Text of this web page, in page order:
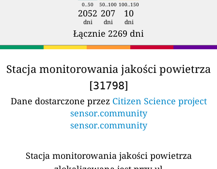
0..50 50..100 100..150
2052 207 10
dni dni dni
Łącznie 2269 dni
Stacja monitorowania jakości powietrza
[31798]
Dane dostarczone przez Citizen Science project
sensor.community
sensor.community
Stacja monitorowania jakości powietrza